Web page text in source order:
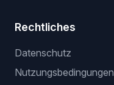
Rechtliches
Datenschutz
Nutzungsbedingungen